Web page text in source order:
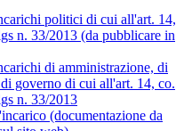
politici di cui all'art. 14,
n. 33/2013 (da pubblicare in
di amministrazione, di
governo di cui all'art. 14, co.
n. 33/2013
(documentazione da